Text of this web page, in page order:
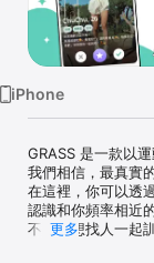
Watch
iPhone
GRASS 是一款以
我們相信，最真實
在這裡，你可以透
認識和你頻率相近的
不論是想找人一起
更多